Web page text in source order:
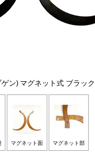
ン) マグネット式 ブラック
マグネット面 マグネット部